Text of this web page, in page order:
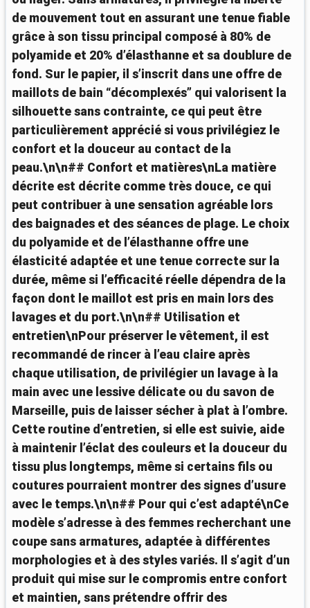
de mouvement tout en assurant une tenue fiable
grâce à son tissu principal composé à 80% de
polyamide et 20% d’élasthanne et sa doublure de
fond. Sur le papier, il s’inscrit dans une offre de
maillots de bain “décomplexés” qui valorisent la
silhouette sans contrainte, ce qui peut être
particulièrement apprécié si vous privilégiez le
confort et la douceur au contact de la
peau.\n\n## Confort et matières\nLa matière
décrite est décrite comme très douce, ce qui
peut contribuer à une sensation agréable lors
des baignades et des séances de plage. Le choix
du polyamide et de l’élasthanne offre une
élasticité adaptée et une tenue correcte sur la
durée, même si l’efficacité réelle dépendra de la
façon dont le maillot est pris en main lors des
lavages et du port.\n\n## Utilisation et
entretien\nPour préserver le vêtement, il est
recommandé de rincer à l’eau claire après
chaque utilisation, de privilégier un lavage à la
main avec une lessive délicate ou du savon de
Marseille, puis de laisser sécher à plat à l’ombre.
Cette routine d’entretien, si elle est suivie, aide
à maintenir l’éclat des couleurs et la douceur du
tissu plus longtemps, même si certains fils ou
coutures pourraient montrer des signes d’usure
avec le temps.\n\n## Pour qui c’est adapté\nCe
modèle s’adresse à des femmes recherchant une
coupe sans armatures, adaptée à différentes
morphologies et à des styles variés. Il s’agit d’un
produit qui mise sur le compromis entre confort
et maintien, sans prétendre offrir des